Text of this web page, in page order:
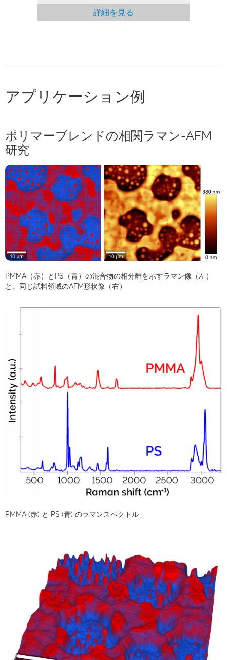
詳細を見る
アプリケーション例
ポリマーブレンドの相関ラマン-AFM
研究
PMMA（赤）とPS（青）の混合物の相分離を示すラマン像（左）
と、同じ試料領域のAFM形状像（右）
PMMA (赤) と PS (青) のラマンスペクトル